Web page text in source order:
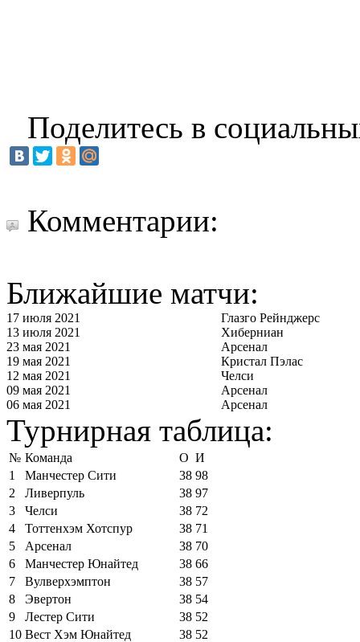
Поделитесь в
Комментарии:
Ближайшие матчи:
17 июля 2021
Глазго Рейнджерс
13 июля 2021
Хиберниан
23 мая 2021
Арсенал
19 мая 2021
Кристал Пэлас
12 мая 2021
Челси
09 мая 2021
Арсенал
06 мая 2021
Арсенал
Турнирная таблица:
№ Команда О И
1
Манчестер Сити 38 98
2
Ливерпуль 38 97
3
Челси 38 72
4
Тоттенхэм Хотспур 38 71
5
Арсенал 38 70
6
Манчестер Юнайтед 38 66
7
Вулверхэмптон 38 57
8
Эвертон 38 54
9
Лестер Сити 38 52
10 Вест Хэм Юнайтед 38 52